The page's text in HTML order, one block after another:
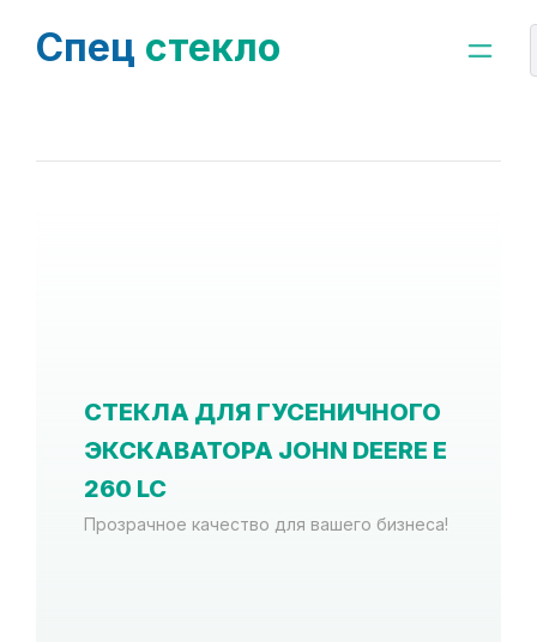
Спец стекло
СТЕКЛА ДЛЯ ГУСЕНИЧНОГО
ЭКСКАВАТОРА JOHN DEERE E
260 LC
Прозрачное качество для вашего бизнеса!